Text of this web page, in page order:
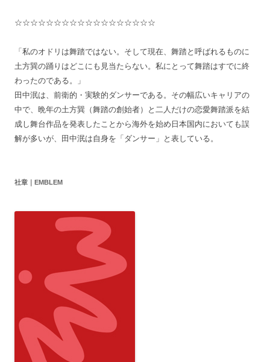
☆☆☆☆☆☆☆☆☆☆☆☆☆☆☆☆☆☆
「私のオドリは舞踏ではない。そして現在、舞踏と呼ばれるものに
土方巽の踊りはどこにも見当たらない。私にとって舞踏はすでに終
わったのである。」
田中泯は、前衛的・実験的ダンサーである。その幅広いキャリアの
中で、晩年の土方巽（舞踏の創始者）と二人だけの恋愛舞踏派を結
成し舞台作品を発表したことから海外を始め日本国内においても誤
解が多いが、田中泯は自身を「ダンサー」と表している。
社章｜EMBLEM